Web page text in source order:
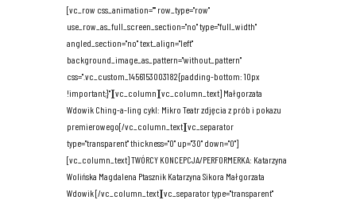
[vc_row css_animation="" row_type="row"
use_row_as_full_screen_section="no" type="full_width"
angled_section="no" text_align="left"
background_image_as_pattern="without_pattern"
css=".vc_custom_1456153003182{padding-bottom: 10px
!important;}"][vc_column][vc_column_text] Małgorzata
Wdowik Ching-a-ling cykl: Mikro Teatr zdjęcia z prób i pokazu
premierowego[/vc_column_text][vc_separator
type="transparent" thickness="0" up="30" down="0"]
[vc_column_text] TWÓRCY KONCEPCJA/PERFORMERKA: Katarzyna
Wolińska Magdalena Ptasznik Katarzyna Sikora Małgorzata
Wdowik [/vc_column_text][vc_separator type="transparent"